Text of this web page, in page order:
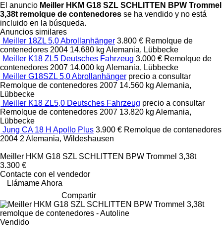
El anuncio Meiller HKM G18 SZL SCHLITTEN BPW Trommel
3,38t remolque de contenedores se ha vendido y no está
incluido en la búsqueda.
Anuncios similares
Meiller 18ZL 5,0 Abrollanhänger 3.800 € Remolque de
contenedores 2004 14.680 kg Alemania, Lübbecke
Meiller K18 ZL5 Deutsches Fahrzeug 3.000 € Remolque de
contenedores 2007 14.000 kg Alemania, Lübbecke
Meiller G18SZL 5,0 Abrollanhänger precio a consultar
Remolque de contenedores 2007 14.560 kg Alemania,
Lübbecke
Meiller K18 ZL5,0 Deutsches Fahrzeug precio a consultar
Remolque de contenedores 2007 13.820 kg Alemania,
Lübbecke
Jung CA 18 H Apollo Plus 3.900 € Remolque de contenedores
2004 2 Alemania, Wildeshausen
Meiller HKM G18 SZL SCHLITTEN BPW Trommel 3,38t
3.300 €
Contacte con el vendedor
Llámame Ahora
Compartir
Vendido